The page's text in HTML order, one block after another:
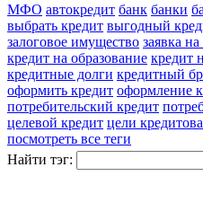
МФО автокредит банк банки
выбрать кредит выгодный
залоговое имущество заявка
кредит на образование кредит
кредитные долги кредитный
оформить кредит оформление
потребительский кредит
целевой кредит цели
посмотреть все теги
Найти тэг: